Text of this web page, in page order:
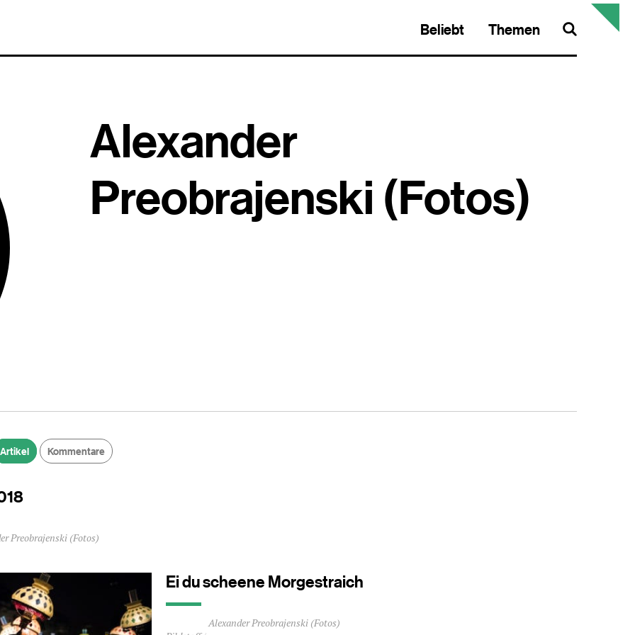
Beliebt Themen
Alexander
Preobrajenski (Fotos)
Artikel Kommentare
Preobrajenski (Fotos)
Ei du scheene Morgestraich
Durchschnittliche
Alexander Preobrajenski (Fotos)